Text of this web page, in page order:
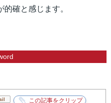
確と感じます。